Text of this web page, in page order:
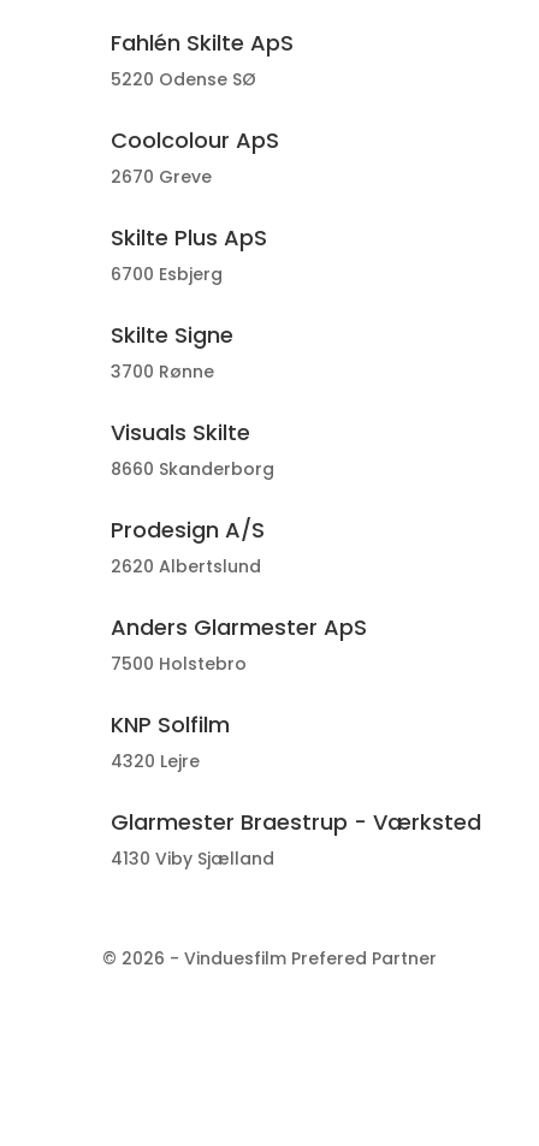
Fahlén Skilte ApS
5220 Odense SØ
Coolcolour ApS
2670 Greve
Skilte Plus ApS
6700 Esbjerg
Skilte Signe
3700 Rønne
Visuals Skilte
8660 Skanderborg
Prodesign A/S
2620 Albertslund
Anders Glarmester ApS
7500 Holstebro
KNP Solfilm
4320 Lejre
Glarmester Braestrup - Værksted
4130 Viby Sjælland
© 2026 - Vinduesfilm Prefered Partner